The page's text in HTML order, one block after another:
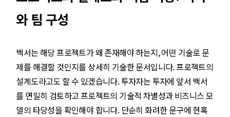
와 팀 구성
백서는 해당 프로젝트가 왜 존재해야 하는지, 어떤 기술로 문
제를 해결할 것인지를 상세히 기술한 문서입니다. 프로젝트의
설계도라고도 할 수 있겠습니다. 투자자는 투자에 앞서 백서
를 면밀히 검토하고 프로젝트의 기술적 차별성과 비즈니스 모
델의 타당성을 확인해야 합니다. 단순히 화려한 문구에 현혹